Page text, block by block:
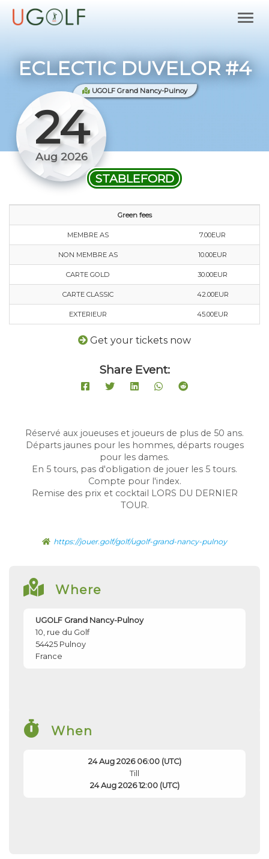
ECLECTIC DUVELOR #4
UGOLF Grand Nancy-Pulnoy
24
Aug 2026
STABLEFORD
Green fees
MEMBRE AS 7.00EUR
NON MEMBRE AS 10.00EUR
CARTE GOLD 30.00EUR
CARTE CLASSIC 42.00EUR
EXTERIEUR 45.00EUR
Get your tickets now
Share Event:
Réservé aux joueuses et joueurs de plus de 50 ans.
Départs jaunes pour les hommes, départs rouges
pour les dames.
En 5 tours, pas d'obligation de jouer les 5 tours.
Compte pour l'index.
Remise des prix et cocktail LORS DU DERNIER
TOUR.
https://jouer.golf/golf/ugolf-grand-nancy-pulnoy
Where
UGOLF Grand Nancy-Pulnoy
10, rue du Golf
54425 Pulnoy
France
When
24 Aug 2026 06:00 (UTC)
Till
24 Aug 2026 12:00 (UTC)